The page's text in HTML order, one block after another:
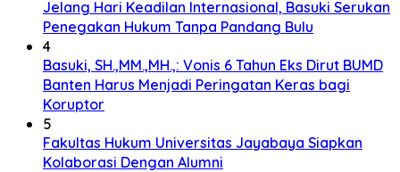
Jelang Hari Keadilan Internasional, Basuki Serukan
Penegakan Hukum Tanpa Pandang Bulu
4
Basuki, SH.,MM.,MH.,: Vonis 6 Tahun Eks Dirut BUMD
Banten Harus Menjadi Peringatan Keras bagi
Koruptor
5
Fakultas Hukum Universitas Jayabaya Siapkan
Kolaborasi Dengan Alumni